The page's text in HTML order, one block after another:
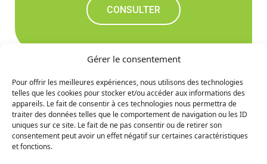
Gérer le consentement
Pour offrir les meilleures expériences, nous utilisons des technologies
telles que les cookies pour stocker et/ou accéder aux informations des
appareils. Le fait de consentir à ces technologies nous permettra de
traiter des données telles que le comportement de navigation ou les ID
uniques sur ce site. Le fait de ne pas consentir ou de retirer son
consentement peut avoir un effet négatif sur certaines caractéristiques
et fonctions.
CONSULTER
Ne manquez rien des
prochaines nouvelles